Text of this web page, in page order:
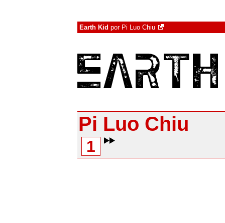
Earth Kid por Pi Luo Chiu
Pi Luo Chiu
1